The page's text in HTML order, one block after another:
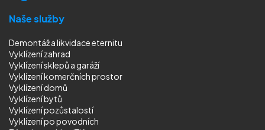
Naše služby
Demontáž a likvidace eternitu
Vyklízení zahrad
Vyklízení sklepů a garáží
Vyklízení komerčních prostor
Vyklízení domů
Vyklízení bytů
Vyklízení pozůstalostí
Vyklízenípo povodních